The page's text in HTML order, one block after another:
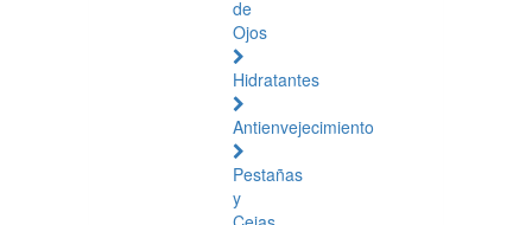
de
Ojos
Hidratantes
Antienvejecimiento
Pestañas
y